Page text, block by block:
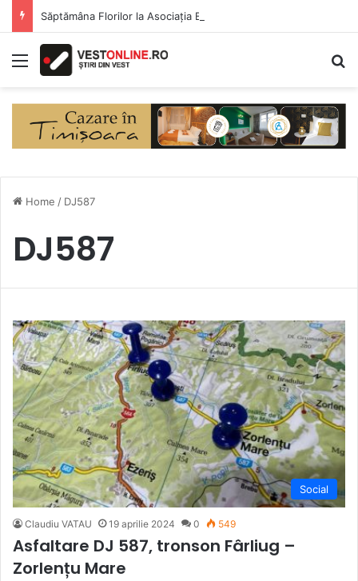
Săptămâna Florilor la Asociația BUNETI
Menu
Home / DJ587
DJ587
Social
Claudiu VATAU 19 aprilie 2024 0 549
Asfaltare DJ 587, tronson Fârliug –
Zorlențu Mare